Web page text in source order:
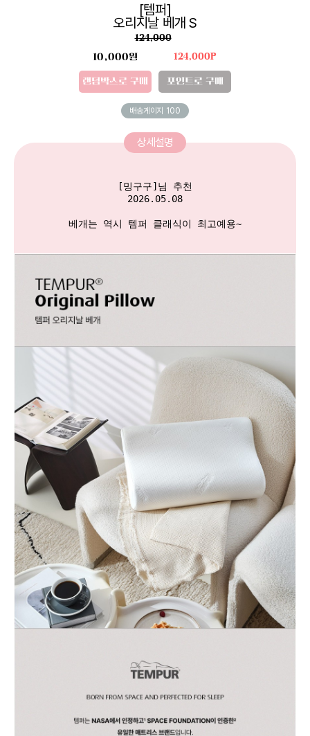
[템퍼]
오리지날 베개 S
124,000
10,000원
랜덤박스로 구매
124,000P
포인트로 구매
배송게이지 100
상세설명
[밍구구]님 추천
2026.05.08
베개는 역시 템퍼 클래식이 최고예용~